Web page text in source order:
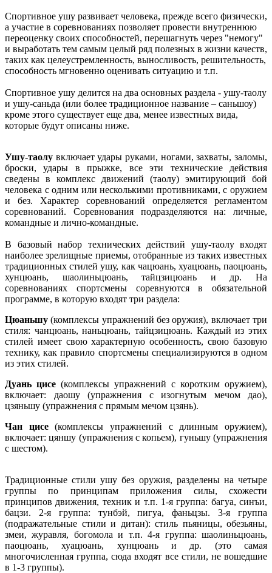
Спортивное ушу развивает человека, прежде всего физически,
а участие в соревнованиях позволяет провести внутреннюю
переоценку своих способностей, перешагнуть через "немогу"
и выработать тем самым целый ряд полезных в жизни качеств,
таких как целеустремленность, выносливость, решительность,
способность мгновенно оценивать ситуацию и т.п.
Спортивное ушу делится на два основных раздела - ушу-таолу
и ушу-саньда (или более традиционное название – саньшоу)
кроме этого существует еще два, менее известных вида,
которые будут описаны ниже.
Ушу-таолу включает удары руками, ногами, захваты, заломы,
броски, удары в прыжке, все эти технические действия
сведены в комплекс движений (таолу) эмитирующий бой
человека с одним или несколькими противниками, с оружием
и без. Характер соревнований определяется регламентом
соревнований. Соревнования подразделяются на: личные,
командные и лично-командные.
В базовый набор технических действий ушу-таолу входят
наиболее зрелищные приемы, отобранные из таких известных
традиционных стилей ушу, как чацюань, хуацюань, паоцюань,
хунцюань, шаолиньцюань, тайцзицюань и др. На
соревнованиях спортсмены соревнуются в обязательной
программе, в которую входят три раздела:
Цюаньшу (комплексы упражнений без оружия), включает три
стиля: чанцюань, наньцюань, тайцзицюань. Каждый из этих
стилей имеет свою характерную особенность, свою базовую
технику, как правило спортсмены специализируются в одном
из этих стилей.
Дуань цисе (комплексы упражнений с коротким оружием),
включает: даошу (упражнения с изогнутым мечом дао),
цзяньшу (упражнения с прямым мечом цзянь).
Чан цисе(комплексы упражнений с длинным оружием),
включает: цяншу (упражнения с копьем), гуньшу (упражнения
с шестом).
Традиционные стили ушу без оружия, разделены на четыре
группы по принципам приложения силы, схожести
принципов движения, техник и т.п. 1-я группа: багуа, синъи,
бацзи. 2-я группа: тунбэй, пигуа, фаньцзы. 3-я группа
(подражательные стили и дитан): стиль пьяницы, обезьяны,
змеи, журавля, богомола и т.п. 4-я группа: шаолиньцюань,
паоцюань, хуацюань, хунцюань и др. (это самая
многочисленная группа, сюда входят все стили, не вошедшие
в 1-3 группы).